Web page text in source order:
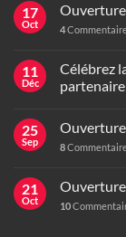
17
Oct 4
11
Déc
Célébrez
25
Sep 8
21
Oct 10